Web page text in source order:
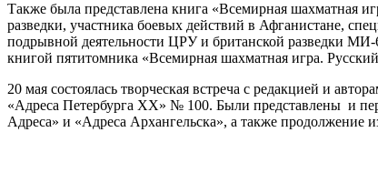
Также была представлена книга «Всемирная шахматная
разведки, участника боевых действий в Афганистане,
подрывной деятельности ЦРУ и британской разведки МИ-
книгой пятитомника «Всемирная шахматная игра.
20 мая состоялась творческая встреча с редакцией и
«Адреса Петербурга XX» № 100. Были представлены и
Адреса» и «Адреса Архангельска», а также продолжение